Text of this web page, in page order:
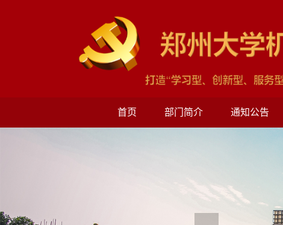
首页 部门简介 通知公告